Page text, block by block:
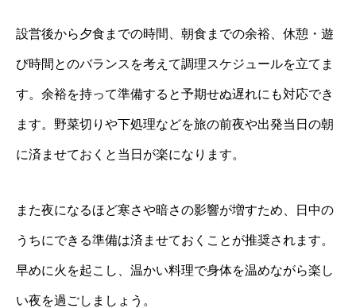
設営後から夕食までの時間、朝食までの余裕、休憩・遊
び時間とのバランスを考えて調理スケジュールを立てま
す。余裕を持って準備すると予期せぬ遅れにも対応でき
ます。野菜切りや下処理などを旅の前夜や出発当日の朝
に済ませておくと当日が楽になります。
また夜になるほど寒さや暗さの影響が増すため、日中の
うちにできる準備は済ませておくことが推奨されます。
早めに火を起こし、温かい料理で身体を温めながら楽し
い夜を過ごしましょう。